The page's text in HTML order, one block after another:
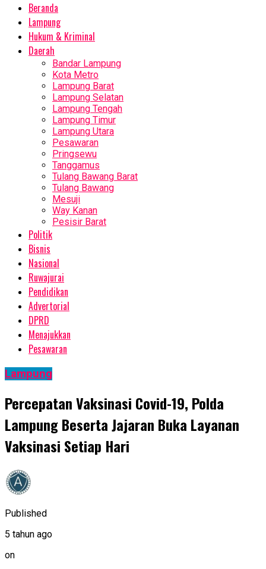
Beranda
Lampung
Hukum & Kriminal
Daerah
Bandar Lampung
Kota Metro
Lampung Barat
Lampung Selatan
Lampung Tengah
Lampung Timur
Lampung Utara
Pesawaran
Pringsewu
Tanggamus
Tulang Bawang Barat
Tulang Bawang
Mesuji
Way Kanan
Pesisir Barat
Politik
Bisnis
Nasional
Ruwajurai
Pendidikan
Advertorial
DPRD
Menajukkan
Pesawaran
Lampung
Percepatan Vaksinasi Covid-19, Polda
Lampung Beserta Jajaran Buka Layanan
Vaksinasi Setiap Hari
Published
5 tahun ago
on